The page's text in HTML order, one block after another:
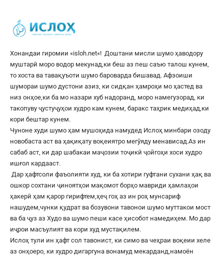
Хонандаи гиромии «isloh.net«! Доштани мисли шумо ҳаводору
муштарӣ моро водор мекунад,ки беш аз пеш саъю талош кунем,
то хоста ва тавақуъоти шумо бароварда бишавад. Афзоиши
шумораи шумо дустони азиз, ки сидқан ҳамроҳи мо ҳастед ва
низ онҳое,ки ба мо назари хуб надоранд, моро намегузорад, ки
такопуву ҷустуҷуҳои худро кам кунем, баракс таҳрик медиҳад,ки
кори бештар кунем.
Чуноне худи шумо ҳам мушоҳида намудед Ислоҳ минбари озоду
новобаста аст ва ҳақиқату воқеиятро мегӯяду менависад.Аз ин
сабаб аст, ки дар шабакаи маҷозии тоҷикӣ ҷойгоҳи хоси худро
ишғол кардааст.
Дар ҳафтсоли фаъолияти худ, ки ба хотири гуфтани сухани ҳақ ва
ошкор сохтани ҷиноятҳои мақомот борҳо мавриди ҳамлаҳои
ҳакерӣ ҳам қарор гирифтем,ҳеҷ гоҳ аз ин роҳ мунсариф
нашудем,чунки қудрат ва бозувони тавонои шумо муттакои мост
ва ба ҷуз аз Худо ва шумо пеши касе ҳисобот намедиҳем. Мо дар
иҷрои масъулият ва кори худ мустақилем.
Ислоҳ тули ин ҳафт сол тавонист, ки симо ва чеҳраи воқеии хеле
аз онҳоеро, ки худро дигаргуна вонамуд мекарданд,намоён